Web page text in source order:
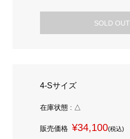
SOLD OUT
4-Sサイズ
在庫状態 : △
販売価格 ¥34,100(税込)